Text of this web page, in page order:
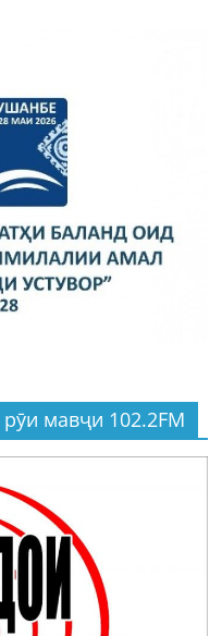
мавҷи 102.2FM